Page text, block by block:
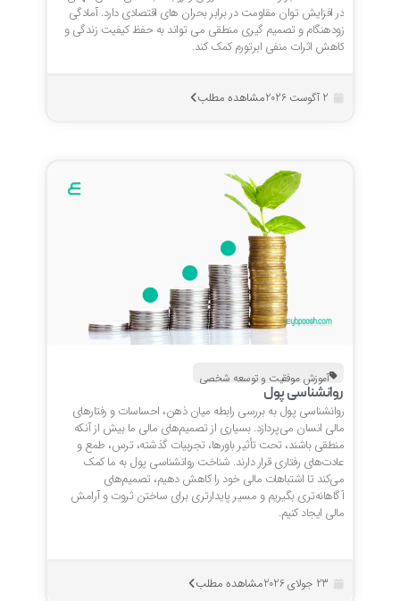
در افزایش توان مقاومت در برابر بحران های اقتصادی دارد. آمادگی
زودهنگام و تصمیم گیری منطقی می تواند به حفظ کیفیت زندگی و
کاهش اثرات منفی ابرتورم کمک کند.
مشاهده مطلب
آموزش موفقیت و توسعه شخصی
روانشناسی پول
روانشناسی پول به بررسی رابطه میان ذهن، احساسات و رفتارهای
مالی انسان می‌پردازد. بسیاری از تصمیم‌های مالی ما بیش از آنکه
منطقی باشند، تحت تأثیر باورها، تجربیات گذشته، ترس، طمع و
عادت‌های رفتاری قرار دارند. شناخت روانشناسی پول به ما کمک
می‌کند تا اشتباهات مالی خود را کاهش دهیم، تصمیم‌های
آگاهانه‌تری بگیریم و مسیر پایدارتری برای ساختن ثروت و آرامش
مالی ایجاد کنیم.
23 جولای 2026 مشاهده مطلب